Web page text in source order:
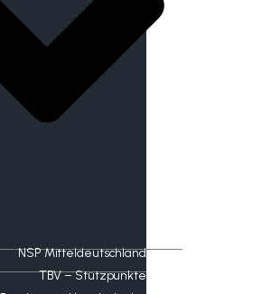
NSP Mitteldeutschland
TBV – Stützpunkte